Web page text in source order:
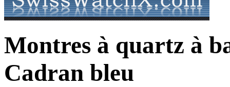
Montres à quartz à
Cadran bleu